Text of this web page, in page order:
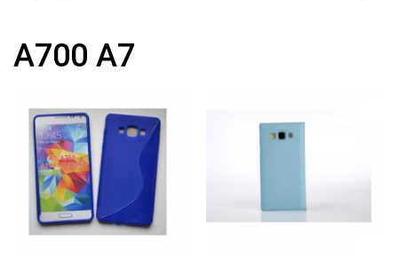
A700 A7